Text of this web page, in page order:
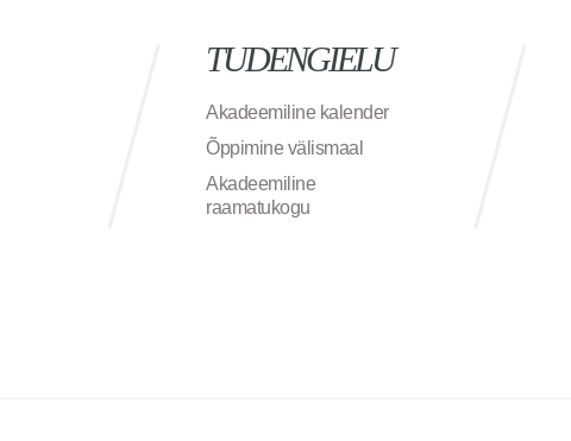
TUDENGIELU
Akadeemiline kalender
Õppimine välismaal
Akadeemiline
raamatukogu